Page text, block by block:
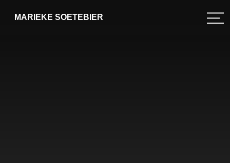
MARIEKE SOETEBIER